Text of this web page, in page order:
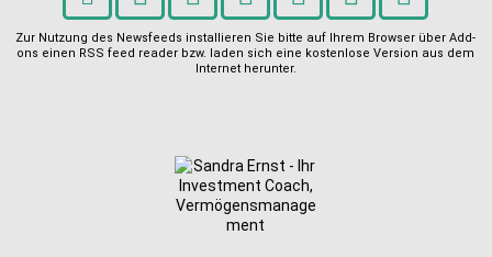
Zur Nutzung des Newsfeeds installieren Sie bitte auf Ihrem Browser über Add-
ons einen RSS feed reader bzw. laden sich eine kostenlose Version aus dem
Internet herunter.